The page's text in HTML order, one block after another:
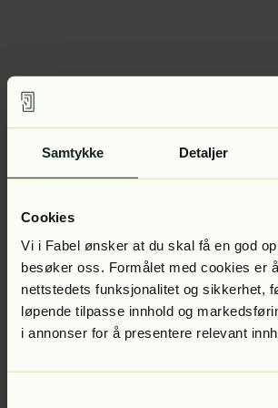
Samtykke Detaljer
Cookies
Vi i Fabel ønsker at du skal få en god
besøker oss. Formålet med cookies er
nettstedets funksjonalitet og sikkerhet,
løpende tilpasse innhold og
i annonser for å presentere relevant